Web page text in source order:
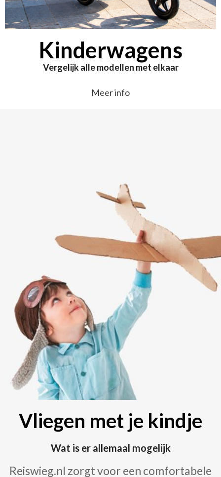
Kinderwagens
Vergelijk alle modellen met elkaar
Meer info
Vliegen met je kindje
Wat is er allemaal mogelijk
Reiswieg.nl zorgt voor een comfortabele